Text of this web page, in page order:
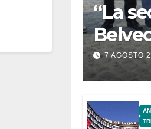
“La
7 AGOSTO